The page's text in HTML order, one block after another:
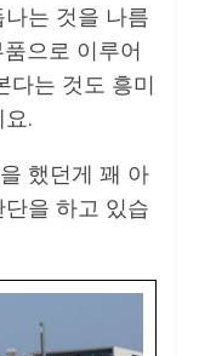
는 것을 나름
으로 이루어
다는 것도 흥미
.
했던게 꽤 아
을 하고 있습